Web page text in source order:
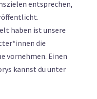
entsprechen,
haben ist unsere
die
vornehmen. Einen
kannst du unter